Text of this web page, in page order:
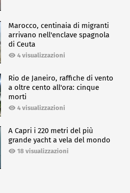
Marocco, centinaia di migranti
arrivano nell'enclave spagnola
di Ceuta
4 visualizzazioni
Rio de Janeiro, raffiche di vento
a oltre cento all'ora: cinque
morti
4 visualizzazioni
A Capri i 220 metri del più
grande yacht a vela del mondo
18 visualizzazioni